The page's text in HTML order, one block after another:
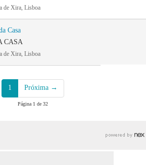
de Xira, Lisboa
Casa
CASA
de Xira, Lisboa
1 Próxima →
Página 1 de 32